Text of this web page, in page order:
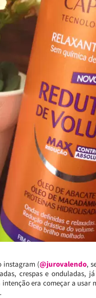
instagram (@jurovalendo,
crespas e onduladas,
era começar a